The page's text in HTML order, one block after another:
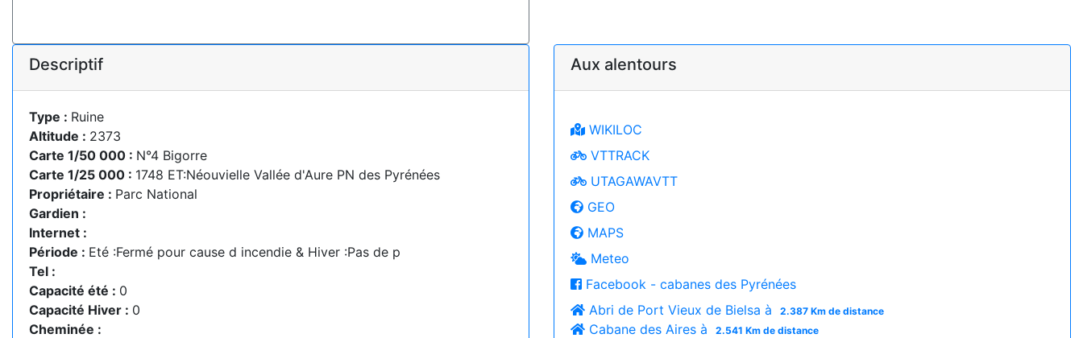
Descriptif
Type : Ruine
Altitude : 2373
Carte 1/50 000 : N°4 Bigorre
Carte 1/25 000 : 1748 ET:Néouvielle Vallée d'Aure PN des Pyrénées
Propriétaire : Parc National
Gardien :
Internet :
Période : Eté :Fermé pour cause d incendie & Hiver :Pas de p
Tel :
Capacité été : 0
Capacité Hiver : 0
Cheminée :
Aux alentours
WIKILOC
VTTRACK
UTAGAWAVTT
GEO
MAPS
Meteo
Facebook - cabanes des Pyrénées
Abri de Port Vieux de Bielsa à
2.387 Km de distance
Cabane des Aires à 2.541 Km de distance